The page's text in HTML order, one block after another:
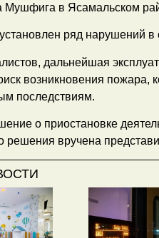
Мушфига в Ясамальском
ряд нарушений
дальнейшая
возникновения пожара,
последствиям.
о приостановке
решения вручена